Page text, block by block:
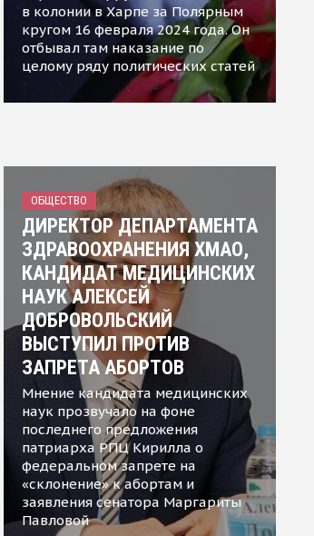
в колонии в Харпе за Полярным
кругом 16 февраля 2024 года. Он
отбывал там наказание по
целому ряду политических статей
ОБЩЕСТВО
ДИРЕКТОР ДЕПАРТАМЕНТА
ЗДРАВООХРАНЕНИЯ ХМАО,
КАНДИДАТ МЕДИЦИНСКИХ
НАУК АЛЕКСЕЙ
ДОБРОВОЛЬСКИЙ
ВЫСТУПИЛ ПРОТИВ
ЗАПРЕТА АБОРТОВ
Мнение кандидата медицинских
наук прозвучало на фоне
последнего предложения
патриарха РПЦ Кирилла о
федеральном запрете на
«склонение» к абортам и
заявления сенатора Маргариты
Павловой